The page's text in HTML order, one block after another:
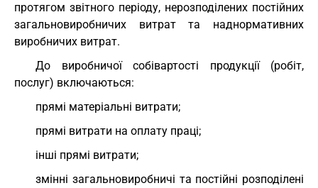
протягом звітного періоду, нерозподілених постійних
загальновиробничих витрат та наднормативних
виробничих витрат.
До виробничої собівартості продукції (робіт,
послуг) включаються:
прямі матеріальні витрати;
прямі витрати на оплату праці;
інші прямі витрати;
змінні загальновиробничі та постійні розподілені